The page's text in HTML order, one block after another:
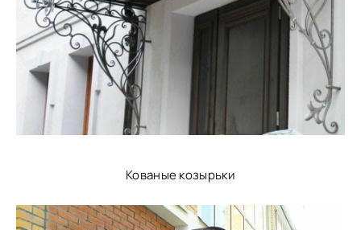
Кованые козырьки